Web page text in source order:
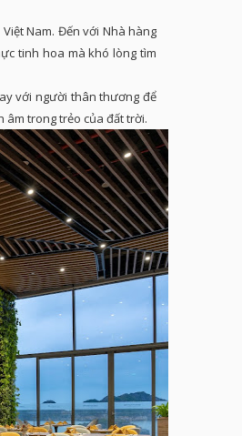
Nam. Đến với Nhà hàng
tinh hoa mà khó lòng tìm
với người thân thương để
trong trẻo của đất trời.